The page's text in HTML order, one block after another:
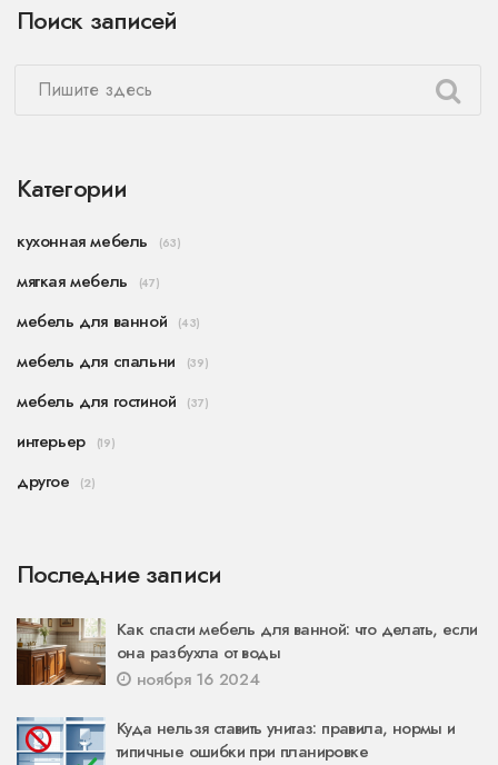
Поиск записей
Категории
кухонная мебель (63)
мягкая мебель (47)
мебель для ванной (43)
мебель для спальни (39)
мебель для гостиной (37)
интерьер (19)
другое (2)
Последние записи
Как спасти мебель для ванной: что делать, если
она разбухла от воды
ноября 16 2024
Куда нельзя ставить унитаз: правила, нормы и
типичные ошибки при планировке